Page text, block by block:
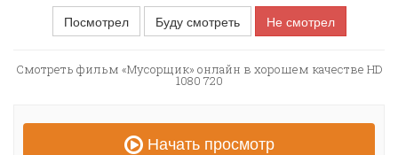
Посмотрел
Буду смотреть Не смотрел
Смотреть фильм «Мусорщик» онлайн в хорошем качестве HD
1080 720
Начать просмотр